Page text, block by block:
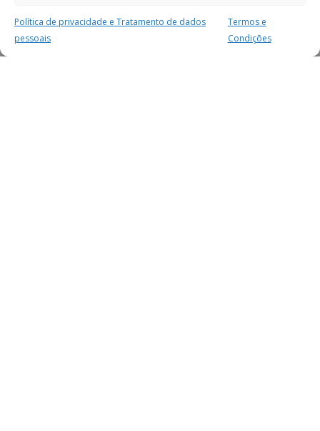
Política de privacidade e Tratamento de dados
pessoais
Termos e
Condições